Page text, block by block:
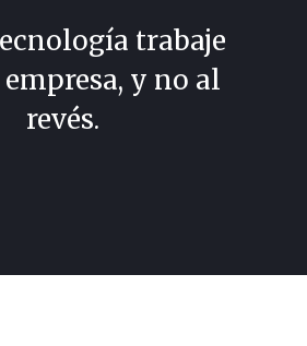
trabaje
y no al
revés.